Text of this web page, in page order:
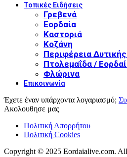
Τοπικές Ειδήσεις
Γρεβενά
Εορδαία
Καστοριά
Κοζάνη
Περιφέρεια
Πτολεμαΐδα /
Φλώρινα
Επικοινωνία
Έχετε έναν υπάρχοντα λογαριασμό;
Ακολουθησε μας
Πολιτική Απορρήτου
Πολιτική Cookies
Copyright © 2025 Eordaialive.com.